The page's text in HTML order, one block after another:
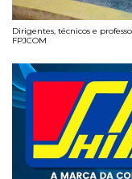
Dirigentes, técnicos e
FPJCOM